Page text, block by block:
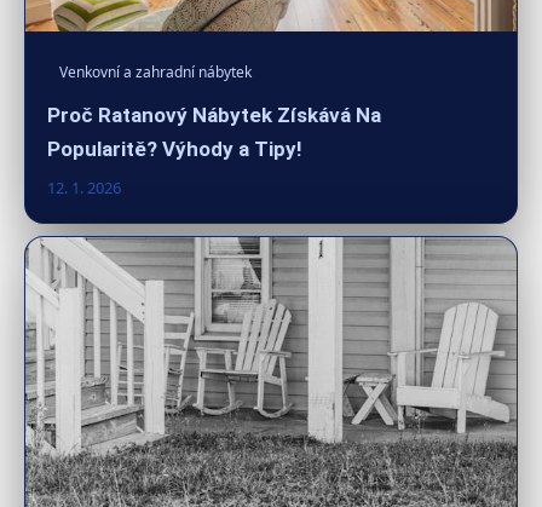
Venkovní a zahradní nábytek
Proč Ratanový Nábytek Získává Na
Popularitě? Výhody a Tipy!
12. 1. 2026